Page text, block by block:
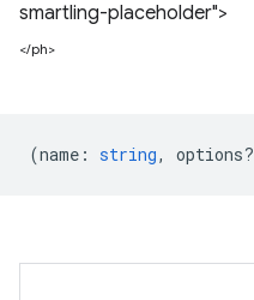
smartling-placeholder">
</ph>
(name : string, options?